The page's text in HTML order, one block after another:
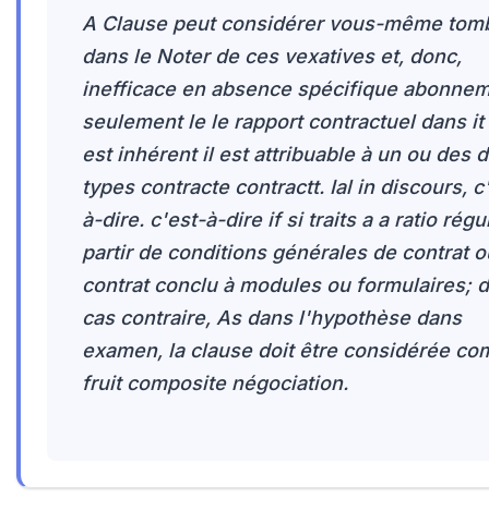
A Clause peut considérer vous-même
dans le Noter de ces vexatives et, donc,
inefficace en absence spécifique
seulement le le rapport contractuel dans
est inhérent il est attribuable à un ou des
types contracte contractt. Ial in discours,
à-dire. c'est-à-dire if si traits a a ratio
partir de conditions générales de contrat
contrat conclu à modules ou formulaires;
cas contraire, As dans l'hypothèse dans
examen, la clause doit être considérée
fruit composite négociation.